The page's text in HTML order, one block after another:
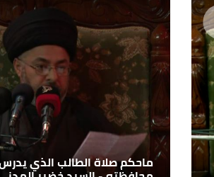
ماحكم صلاة الطالب الذي